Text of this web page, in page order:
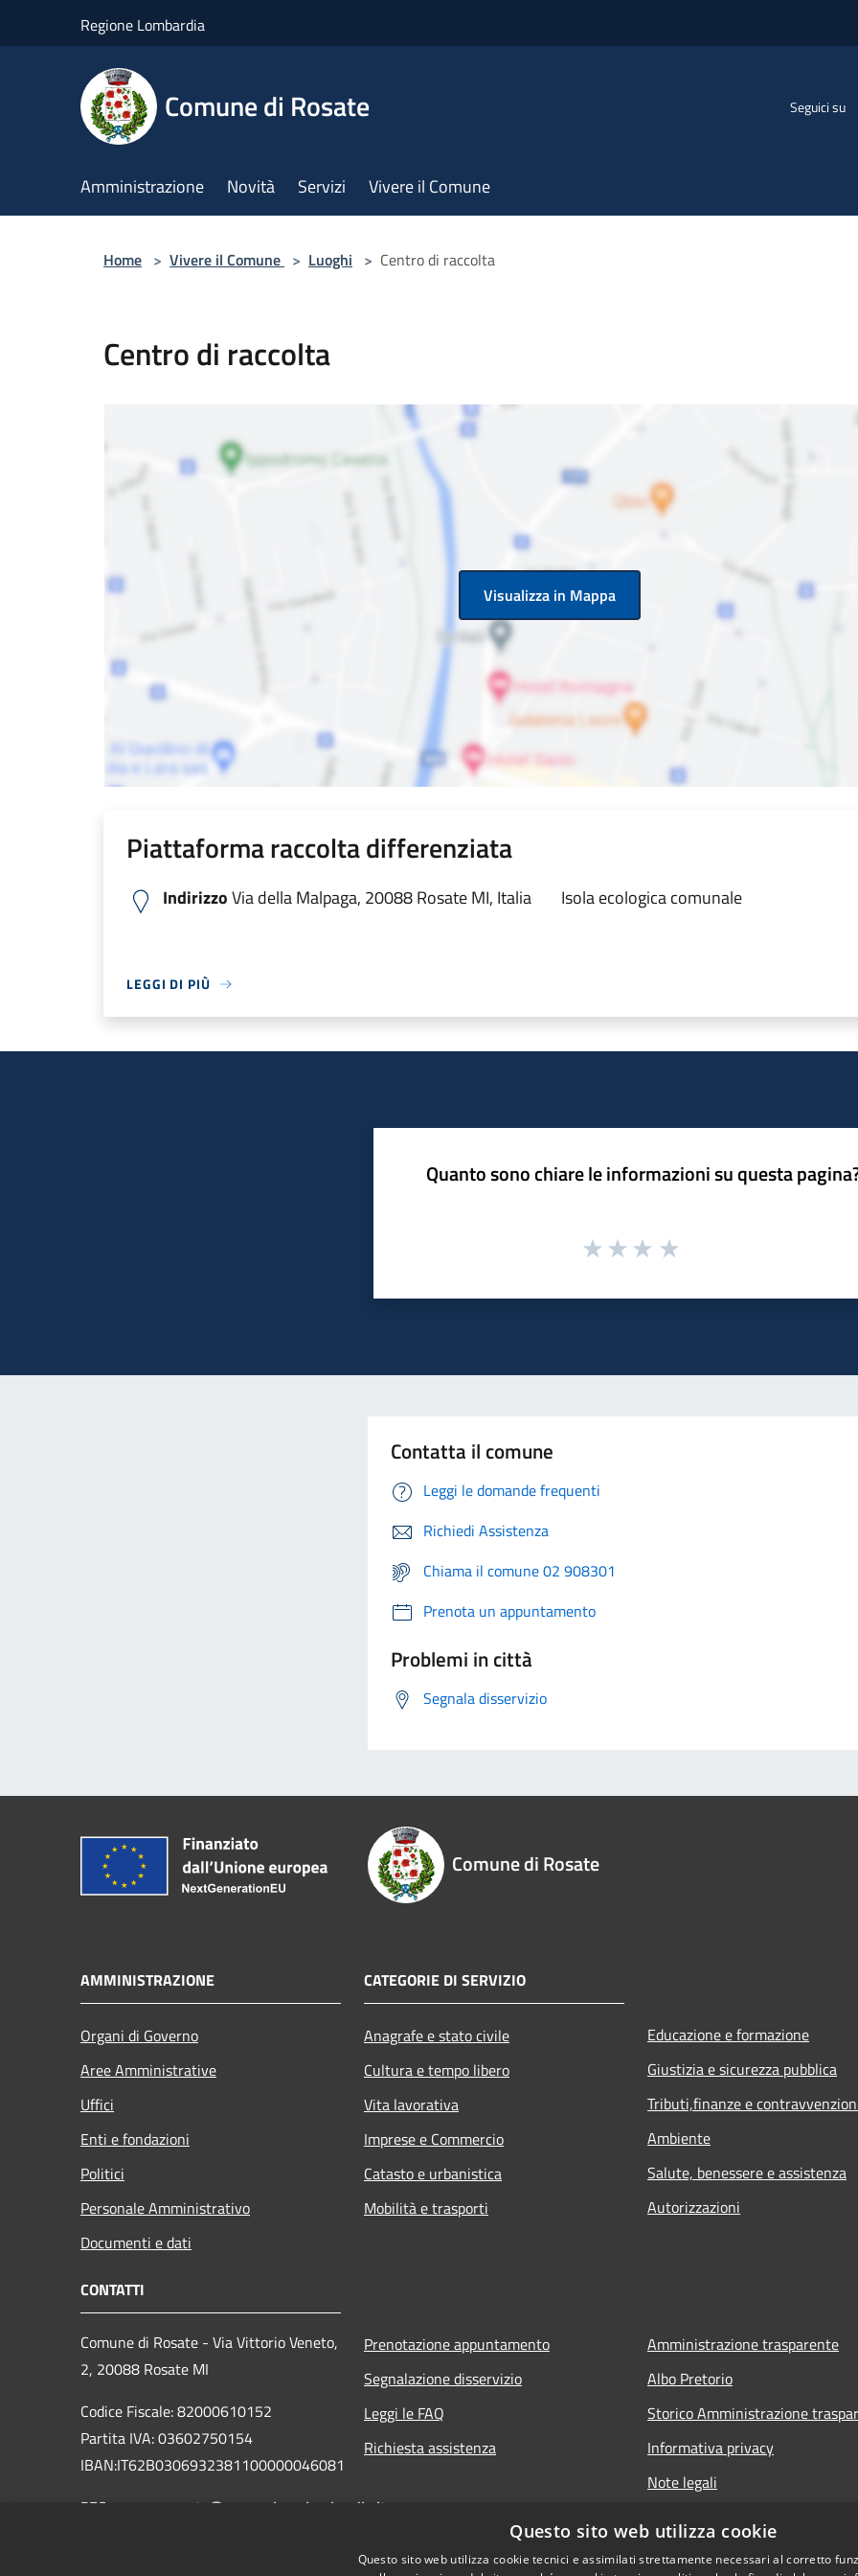
Regione Lombardia
Comune di Rosate Seguici su
Amministrazione Novità Servizi Vivere il Comune
Home > Vivere il Comune > Luoghi > Centro di raccolta
Centro di raccolta
Visualizza in Mappa
Piattaforma raccolta differenziata
IndirizzoVia della Malpaga, 20088 Rosate MI, Italia Isola ecologica comunale
LEGGI DI PIÙ
Quanto sono chiare le informazioni su questa
Contatta il comune
Leggi le domande frequenti
Richiedi Assistenza
Chiama il comune 02 908301
Prenota un appuntamento
Problemi in città
Segnala disservizio
Comune di Rosate
AMMINISTRAZIONE
Organi di Governo
Aree Amministrative
Uffici
Enti e fondazioni
Politici
Personale Amministrativo
Documenti e dati
CATEGORIE DI SERVIZIO
Anagrafe e stato civile
Cultura e tempo libero
Vita lavorativa
Imprese e Commercio
Catasto e urbanistica
Mobilità e trasporti
Educazione e formazione
Giustizia e sicurezza pubblica
Tributi,finanze e
Ambiente
Salute, benessere e assistenza
Autorizzazioni
CONTATTI
Comune di Rosate - Via Vittorio Veneto,
2, 20088 Rosate MI
Codice Fiscale: 82000610152
Partita IVA: 03602750154
IBAN:IT62B0306932381100000046081
PEC:
comune.rosate@pec.regione.lombardia.it
Prenotazione appuntamento
Segnalazione disservizio
Leggi le FAQ
Richiesta assistenza
Amministrazione trasparente
Albo Pretorio
Storico Amministrazione
Informativa privacy
Note legali
Questo sito web utilizza cookie
Questo sito web utilizza cookie tecnici e assimilati strettamente necessari al corretto